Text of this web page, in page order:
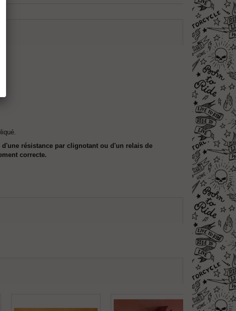
résistance par clignotant ou d'un relais de
correcte.